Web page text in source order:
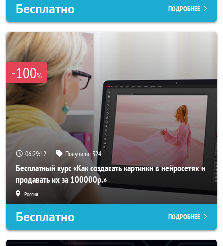
Бесплатно ПОДРОБНЕЕ
-100%
06:29:11 Получили: 524
Бесплатный курс «Как создавать картинки в нейросетях и
продавать их за 100000р.»
Россия
Бесплатно ПОДРОБНЕЕ